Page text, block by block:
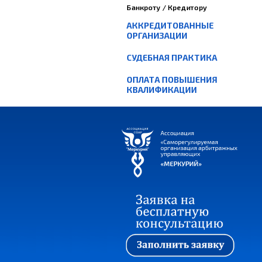
Банкроту / Кредитору
АККРЕДИТОВАННЫЕ
ОРГАНИЗАЦИИ
СУДЕБНАЯ ПРАКТИКА
ОПЛАТА ПОВЫШЕНИЯ
КВАЛИФИКАЦИИ